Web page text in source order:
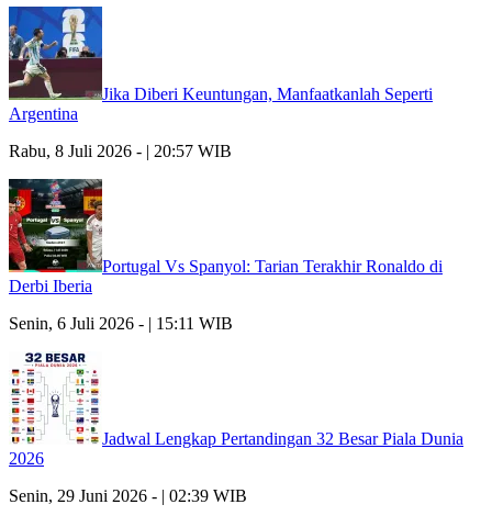
Jika Diberi Keuntungan, Manfaatkanlah Seperti
Argentina
Rabu, 8 Juli 2026 - | 20:57 WIB
Portugal Vs Spanyol: Tarian Terakhir Ronaldo di
Derbi Iberia
Senin, 6 Juli 2026 - | 15:11 WIB
Jadwal Lengkap Pertandingan 32 Besar Piala Dunia
2026
Senin, 29 Juni 2026 - | 02:39 WIB